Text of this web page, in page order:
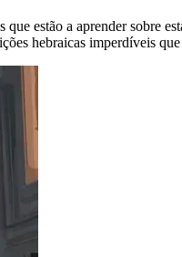
estão a aprender sobre
hebraicas imperdíveis